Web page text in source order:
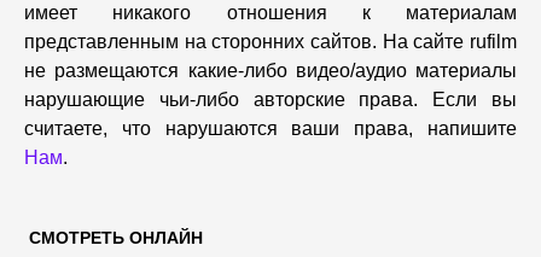
имеет никакого отношения к материалам
представленным на сторонних сайтов. На сайте rufilm
не размещаются какие-либо видео/аудио материалы
нарушающие чьи-либо авторские права. Если вы
считаете, что нарушаются ваши права, напишите
Нам.
СМОТРЕТЬ ОНЛАЙН